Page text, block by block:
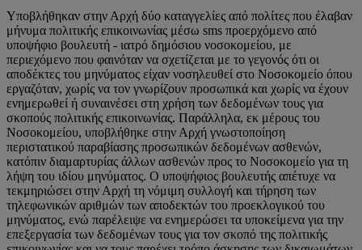
Υποβλήθηκαν στην Αρχή δύο καταγγελίες από πολίτες που έλαβαν
μήνυμα πολιτικής επικοινωνίας μέσω sms προερχόμενο από
υποψήφιο βουλευτή - ιατρό δημόσιου νοσοκομείου, με
περιεχόμενο που φαινόταν να σχετίζεται με το γεγονός ότι οι
αποδέκτες του μηνύματος είχαν νοσηλευθεί στο Νοσοκομείο όπου
εργαζόταν, χωρίς να τον γνωρίζουν προσωπικά και χωρίς να έχουν
ενημερωθεί ή συναινέσει στη χρήση των δεδομένων τους για
σκοπούς πολιτικής επικοινωνίας. Παράλληλα, εκ μέρους του
Νοσοκομείου, υποβλήθηκε στην Αρχή γνωστοποίηση
περιστατικού παραβίασης προσωπικών δεδομένων ασθενών,
κατόπιν διαμαρτυρίας άλλων ασθενών προς το Νοσοκομείο για τη
λήψη του ιδίου μηνύματος. Ο υποψήφιος βουλευτής απέτυχε να
τεκμηριώσει στην Αρχή τη νόμιμη συλλογή και τήρηση των
τηλεφωνικών αριθμών των αποδεκτών του προεκλογικού του
μηνύματος, ενώ παρέλειψε να ενημερώσει τα υποκείμενα για την
επεξεργασία των δεδομένων τους για τον σκοπό της πολιτικής